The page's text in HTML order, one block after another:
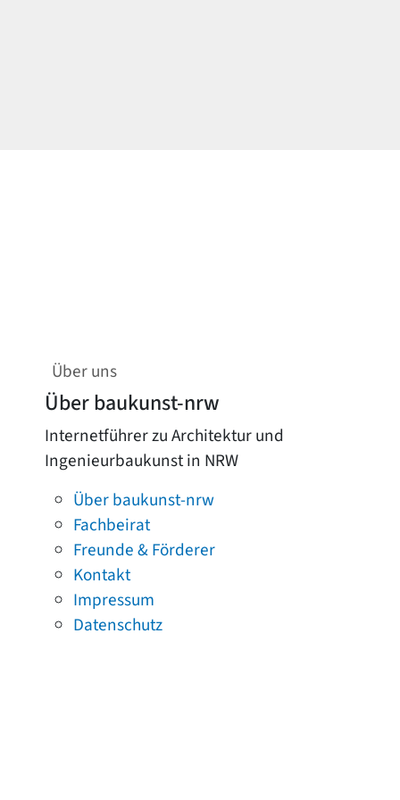
Über uns
Über baukunst-nrw
Internetführer zu Architektur und
Ingenieurbaukunst in NRW
Über baukunst-nrw
Fachbeirat
Freunde & Förderer
Kontakt
Impressum
Datenschutz